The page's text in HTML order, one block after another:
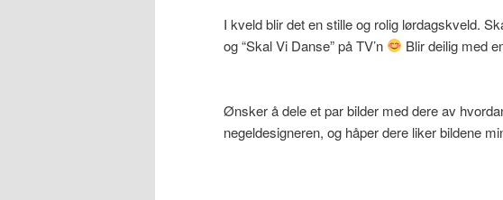
I kveld blir det en stille og rolig lørdagskveld.
og “Skal Vi Danse” på TV’n
Blir deilig med
Ønsker å dele et par bilder med dere av
negeldesigneren, og håper dere liker bildene